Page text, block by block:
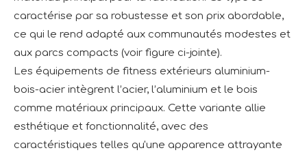
caractérise par sa robustesse et son prix abordable,
ce qui le rend adapté aux communautés modestes et
aux parcs compacts (voir figure ci-jointe).
Les équipements de fitness extérieurs aluminium-
bois-acier intègrent l’acier, l’aluminium et le bois
comme matériaux principaux. Cette variante allie
esthétique et fonctionnalité, avec des
caractéristiques telles qu'une apparence attrayante